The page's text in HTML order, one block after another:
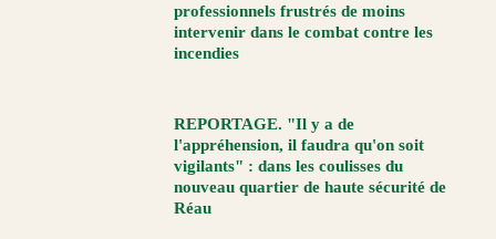
professionnels frustrés de moins
intervenir dans le combat contre les
incendies
REPORTAGE. "Il y a de
l'appréhension, il faudra qu'on soit
vigilants" : dans les coulisses du
nouveau quartier de haute sécurité de
Réau